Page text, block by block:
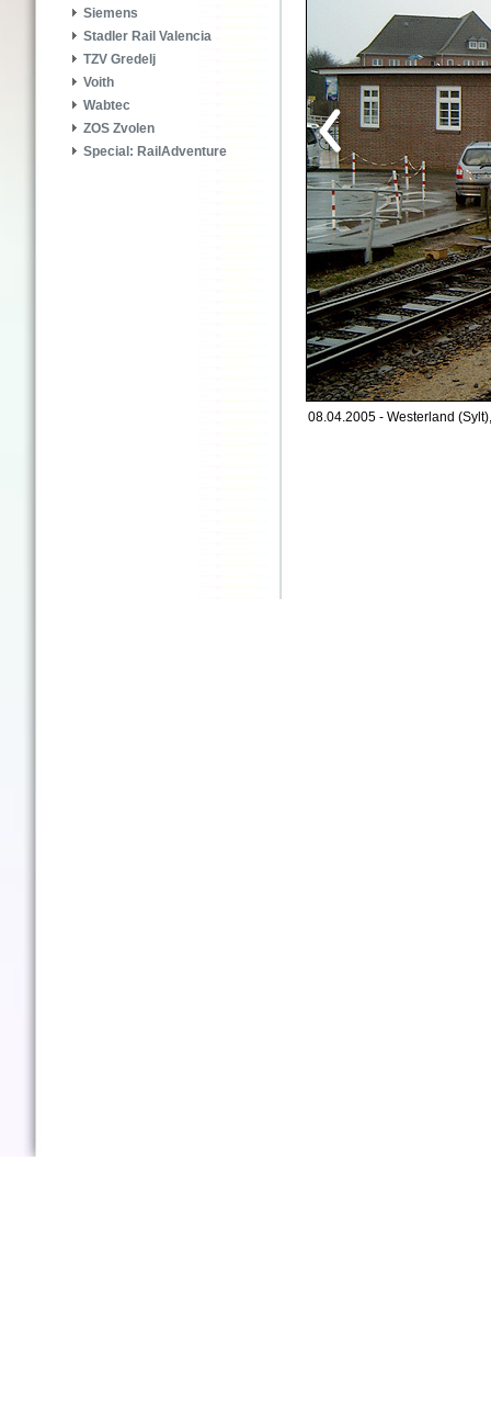
Siemens
Stadler Rail Valencia
TZV Gredelj
Voith
Wabtec
ZOS Zvolen
Special: RailAdventure
08.04.2005 - Westerland